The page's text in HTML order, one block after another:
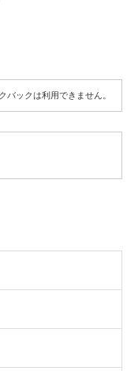
バックは利用できません。